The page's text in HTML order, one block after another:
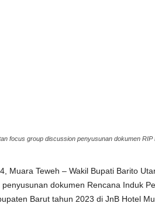
focus group discussion penyusunan dokumen
Muara Teweh – Wakil Bupati Barito
dokumen Rencana Induk
Barut tahun 2023 di JnB Hotel